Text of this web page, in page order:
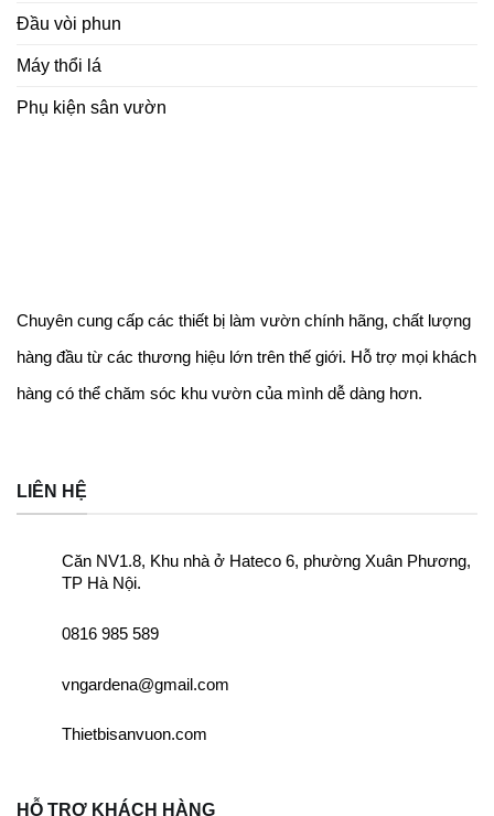
Đầu vòi phun
Máy thổi lá
Phụ kiện sân vườn
Chuyên cung cấp các thiết bị làm vườn chính hãng, chất lượng
hàng đầu từ các thương hiệu lớn trên thế giới. Hỗ trợ mọi khách
hàng có thể chăm sóc khu vườn của mình dễ dàng hơn.
LIÊN HỆ
Căn NV1.8, Khu nhà ở Hateco 6, phường Xuân Phương,
TP Hà Nội.
0816 985 589
vngardena@gmail.com
Thietbisanvuon.com
HỖ TRỢ KHÁCH HÀNG